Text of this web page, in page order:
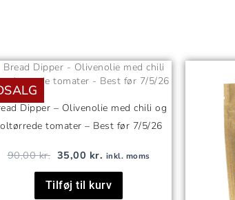
Dipper – Olivenolie med chili og
tomater – Best før 7/5/26
90,00kr.
Den
oprindelige
var:
90,00 kr..
35,00 kr.
Den
aktuelle
er:
35,00 kr..
inkl. moms
Tilføj til kurv